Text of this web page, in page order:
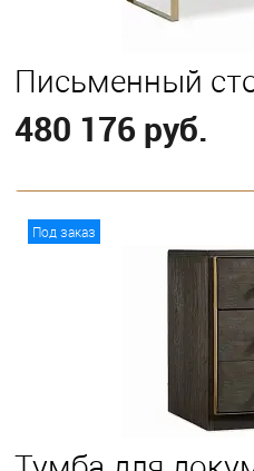
Письменный
480 176 руб.
Под заказ